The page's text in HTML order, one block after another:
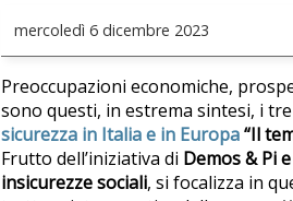
mercoledì 6 dicembre 2023
Preoccupazioni economiche,
sono questi, in estrema sintesi, i
sicurezza in Italia e in Europa“Il
Frutto dell’iniziativa di Demos & Pi
insicurezze sociali, si focalizza in